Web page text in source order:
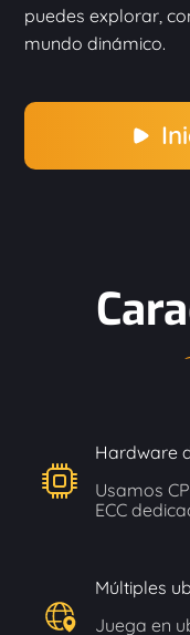
puedes explorar,
mundo dinámico.
Hardware
Usamos
ECC
Múltiples
Juega en